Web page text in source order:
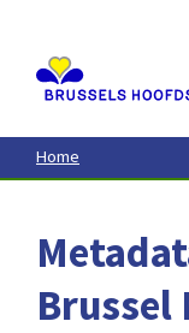
contenu
principal
Home